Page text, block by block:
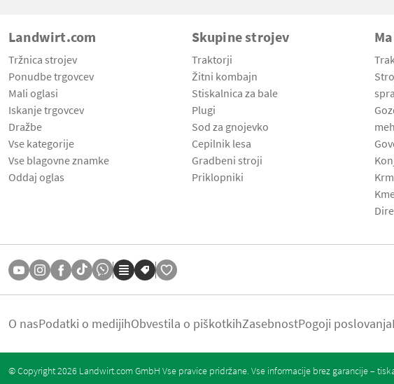
Landwirt.com
Tržnica strojev
Ponudbe trgovcev
Mali oglasi
Iskanje trgovcev
Dražbe
Vse kategorije
Vse blagovne znamke
Oddaj oglas
Skupine strojev
Traktorji
Žitni kombajn
Stiskalnica za bale
Plugi
Sod za gnojevko
Cepilnik lesa
Gradbeni stroji
Priklopniki
O nasPodatki o medijihObvestila o piškotkihZasebnostPogoji poslovanja
© Copyright 2026 Landwirt.com GmbH Vse pravice pridržane. Vse informacije brez garancije –